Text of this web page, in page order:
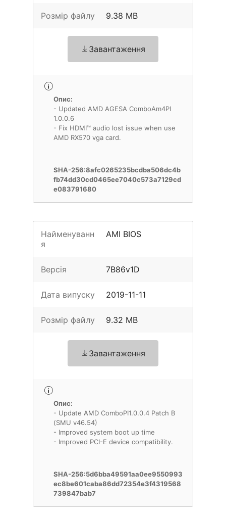
Розмір файлу 9.38 MB
Завантаження
Опис:
- Updated AMD AGESA ComboAm4PI
1.0.0.6
- Fix HDMI™ audio lost issue when use
AMD RX570 vga card.
SHA-256:8afc0265235bcdba506dc4b
fb74dd30cd0465ee7040c573a7129cd
e083791680
Найменуванн
я
AMI BIOS
Версія 7B86v1D
Дата випуску 2019-11-11
Розмір файлу 9.32 MB
Завантаження
Опис:
- Update AMD ComboPI1.0.0.4 Patch B
(SMU v46.54)
- Improved system boot up time
- Improved PCI-E device compatibility.
SHA-256:5d6bba49591aa0ee9550993
ec8be601caba86dd72354e3f4319568
739847bab7